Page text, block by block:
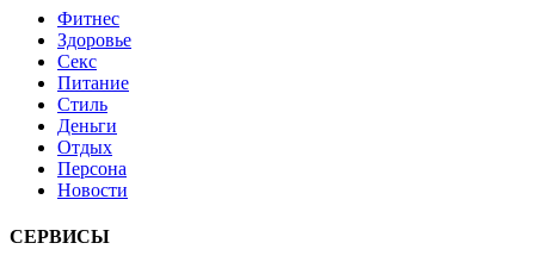
Фитнес
Здоровье
Секс
Питание
Стиль
Деньги
Отдых
Персона
Новости
СЕРВИСЫ